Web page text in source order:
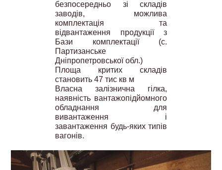
безпосередньо зі складів
заводів, можлива
комплектація та
відвантаження продукції з
Бази комплектації (с.
Партизанське
Дніпропетровської обл.)
Площа критих складів
становить 47 тис кв м
Власна залізнична гілка,
наявність вантажопідйомного
обладнання для
вивантаження і
завантаження будь-яких типів
вагонів.